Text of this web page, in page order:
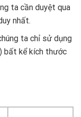
ta cần duyệt qua
nhất.
ta chỉ sử dụng
bất kể kích thước